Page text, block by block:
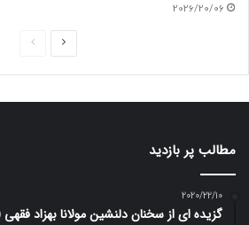
2026/20/06
ی
ی
مطالب پر بازدید
2020/22/10
گزیده ای از سخنان دلنشین مولانا بهزاد